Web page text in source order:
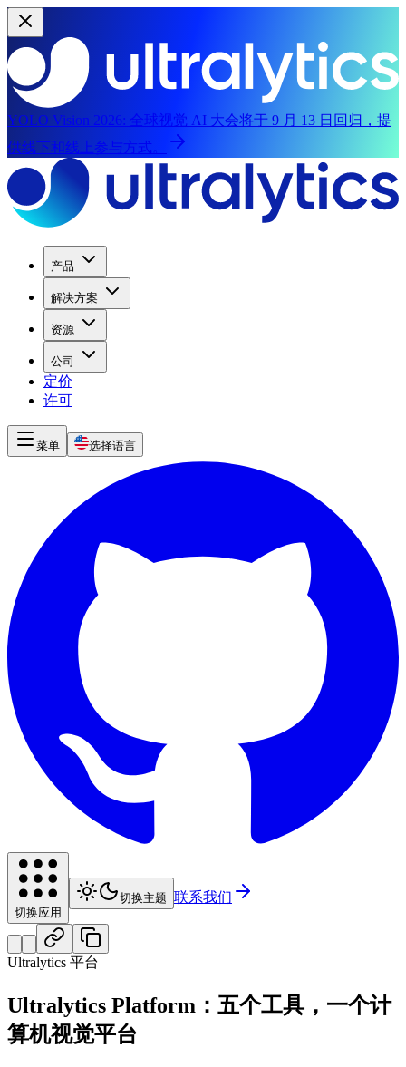
YOLO Vision 2026: 全球视觉 AI 大会将于 9 月 13 日回归，提
供线下和线上参与方式。
产品
解决方案
资源
公司
定价
许可
菜单 选择语言
切换应用
切换主题 联系我们
Ultralytics 平台
Ultralytics Platform：五个工具，一个计
算机视觉平台